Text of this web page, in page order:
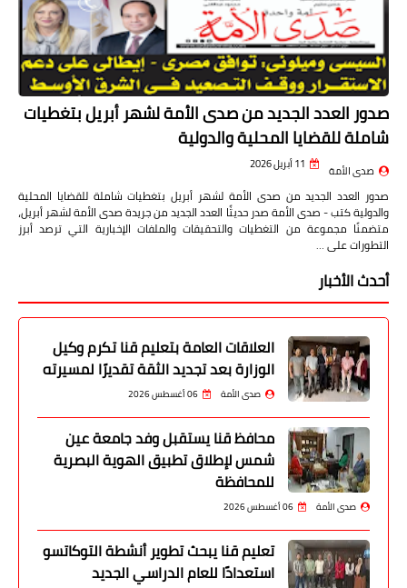
صدور العدد الجديد من صدى الأمة لشهر أبريل بتغطيات
شاملة للقضايا المحلية والدولية
صدى الأمة 11 أبريل 2026
صدور العدد الجديد من صدى الأمة لشهر أبريل بتغطيات شاملة للقضايا المحلية
والدولية كتب - صدى الأمة صدر حديثًا العدد الجديد من جريدة صدى الأمة لشهر أبريل،
متضمنًا مجموعة من التغطيات والتحقيقات والملفات الإخبارية التي ترصد أبرز
التطورات على …
أحدث الأخبار
العلاقات العامة بتعليم قنا تكرم وكيل
الوزارة بعد تجديد الثقة تقديرًا لمسيرته
صدى الأمة 06 أغسطس 2026
محافظ قنا يستقبل وفد جامعة عين
شمس لإطلاق تطبيق الهوية البصرية
للمحافظة
صدى الأمة 06 أغسطس 2026
تعليم قنا يبحث تطوير أنشطة التوكاتسو
استعدادًا للعام الدراسي الجديد